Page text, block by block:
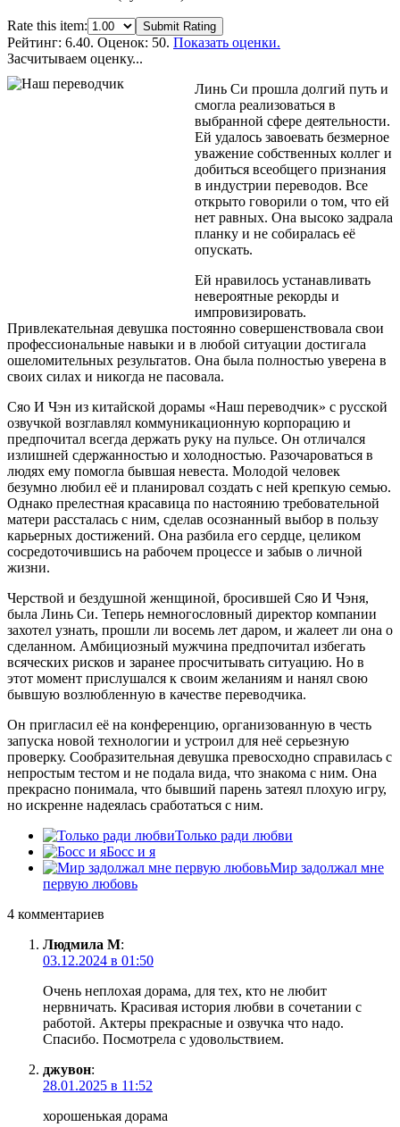
Rate this item: Submit Rating
Рейтинг: 6.40. Оценок: 50. Показать оценки.
Засчитываем оценку...
Линь Си прошла долгий путь и
смогла реализоваться в
выбранной сфере деятельности.
Ей удалось завоевать безмерное
уважение собственных коллег и
добиться всеобщего признания
в индустрии переводов. Все
открыто говорили о том, что ей
нет равных. Она высоко задрала
планку и не собиралась её
опускать.
Ей нравилось устанавливать
невероятные рекорды и
импровизировать.
Привлекательная девушка постоянно совершенствовала свои
профессиональные навыки и в любой ситуации достигала
ошеломительных результатов. Она была полностью уверена в
своих силах и никогда не пасовала.
Сяо И Чэн из китайской дорамы «Наш переводчик» с русской
озвучкой возглавлял коммуникационную корпорацию и
предпочитал всегда держать руку на пульсе. Он отличался
излишней сдержанностью и холодностью. Разочароваться в
людях ему помогла бывшая невеста. Молодой человек
безумно любил её и планировал создать с ней крепкую семью.
Однако прелестная красавица по настоянию требовательной
матери рассталась с ним, сделав осознанный выбор в пользу
карьерных достижений. Она разбила его сердце, целиком
сосредоточившись на рабочем процессе и забыв о личной
жизни.
Черствой и бездушной женщиной, бросившей Сяо И Чэня,
была Линь Си. Теперь немногословный директор компании
захотел узнать, прошли ли восемь лет даром, и жалеет ли она о
сделанном. Амбициозный мужчина предпочитал избегать
всяческих рисков и заранее просчитывать ситуацию. Но в
этот момент прислушался к своим желаниям и нанял свою
бывшую возлюбленную в качестве переводчика.
Он пригласил её на конференцию, организованную в честь
запуска новой технологии и устроил для неё серьезную
проверку. Сообразительная девушка превосходно справилась с
непростым тестом и не подала вида, что знакома с ним. Она
прекрасно понимала, что бывший парень затеял плохую игру,
но искренне надеялась сработаться с ним.
Только ради любви
Босс и я
Мир задолжал мне
первую любовь
4 комментариев
Людмила М:
03.12.2024 в 01:50
Очень неплохая дорама, для тех, кто не любит
нервничать. Красивая история любви в сочетании с
работой. Актеры прекрасные и озвучка что надо.
Спасибо. Посмотрела с удовольствием.
джувон:
28.01.2025 в 11:52
хорошенькая дорама